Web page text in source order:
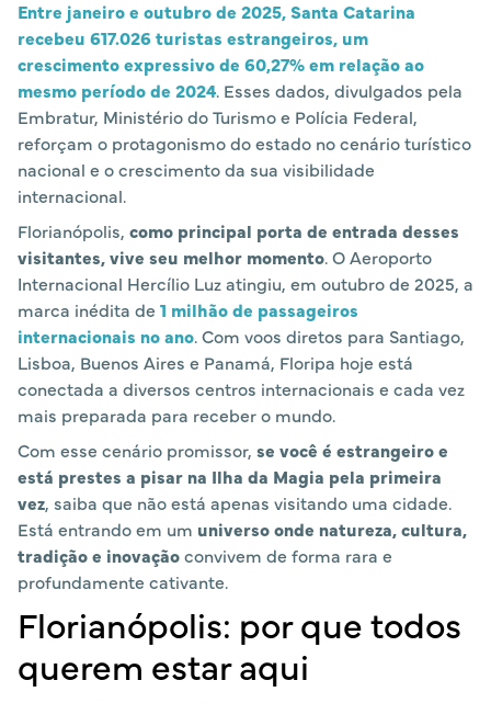
Entre janeiro e outubro de 2025, Santa Catarina
recebeu 617.026 turistas estrangeiros, um
crescimento expressivo de 60,27% em relação ao
mesmo período de 2024. Esses dados, divulgados pela
Embratur, Ministério do Turismo e Polícia Federal,
reforçam o protagonismo do estado no cenário turístico
nacional e o crescimento da sua visibilidade
internacional.
Florianópolis, como principal porta de entrada desses
visitantes, vive seu melhor momento. O Aeroporto
Internacional Hercílio Luz atingiu, em outubro de 2025, a
marca inédita de 1 milhão de passageiros
internacionais no ano. Com voos diretos para Santiago,
Lisboa, Buenos Aires e Panamá, Floripa hoje está
conectada a diversos centros internacionais e cada vez
mais preparada para receber o mundo.
Com esse cenário promissor, se você é estrangeiro e
está prestes a pisar na Ilha da Magia pela primeira
vez, saiba que não está apenas visitando uma cidade.
Está entrando em um universo onde natureza, cultura,
tradição e inovaçãoconvivem de forma rara e
profundamente cativante.
Florianópolis: por que todos
querem estar aqui